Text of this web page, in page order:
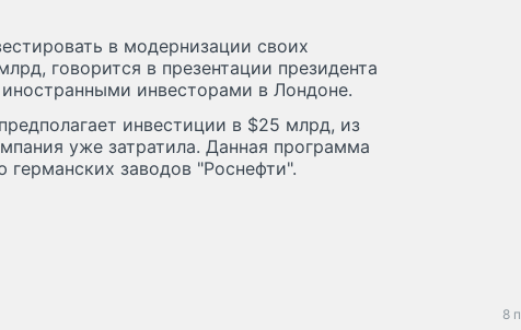
в модернизации своих
говорится в презентации президента
инвесторами в Лондоне.
инвестиции в $25 млрд, из
уже затратила. Данная программа
заводов "Роснефти".
8